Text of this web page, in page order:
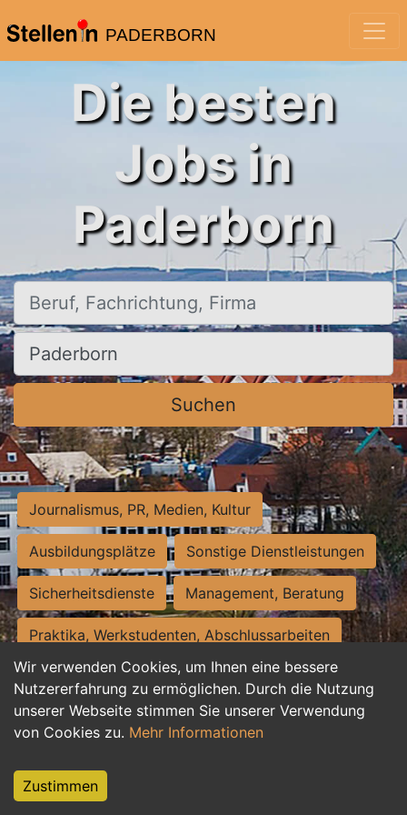
PADERBORN
Wir verwenden Cookies, um Ihnen eine bessere
Nutzererfahrung zu ermöglichen. Durch die Nutzung
unserer Webseite stimmen Sie unserer Verwendung
von Cookies zu. Mehr Informationen
Zustimmen
Die besten
Jobs in
Paderborn
Beruf, Fachrichtung, Firma
Ort, Stadt
Suchen
Journalismus, PR, Medien, Kultur
Ausbildungsplätze Sonstige Dienstleistungen
Sicherheitsdienste Management, Beratung
Praktika, Werkstudenten, Abschlussarbeiten
Personalwesen Assistenz, Sekretariat
Hilfskräfte, Aushilfs- und Nebenjobs
Weiterbildung, Studium, duale Ausbildung